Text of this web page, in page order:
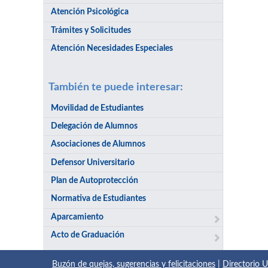
Atención Psicológica
Trámites y Solicitudes
Atención Necesidades Especiales
También te puede interesar:
Movilidad de Estudiantes
Delegación de Alumnos
Asociaciones de Alumnos
Defensor Universitario
Plan de Autoprotección
Normativa de Estudiantes
Aparcamiento
Acto de Graduación
Buzón de quejas, sugerencias y felicitaciones Directorio